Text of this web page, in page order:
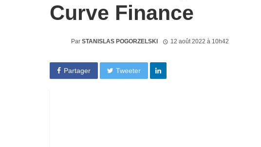
Curve Finance
Par STANISLAS POGORZELSKI 12 août 2022 à 10h42
Partager Tweeter